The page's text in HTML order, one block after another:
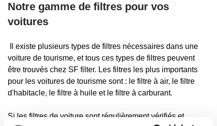
Notre gamme de filtres pour vos
voitures
Il existe plusieurs types de filtres nécessaires dans une
voiture de tourisme, et tous ces types de filtres peuvent
être trouvés chez SF filter. Les filtres les plus importants
pour les voitures de tourisme sont : le filtre à air, le filtre
d'habitacle, le filtre à huile et le filtre à carburant.
Si les filtres de voiture sont régulièrement vérifiés et